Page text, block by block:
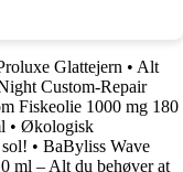
Glattejern • Alt
Custom-Repair
Fiskeolie 1000 mg 180
• Økologisk
• BaByliss Wave
ml – Alt du behøver at